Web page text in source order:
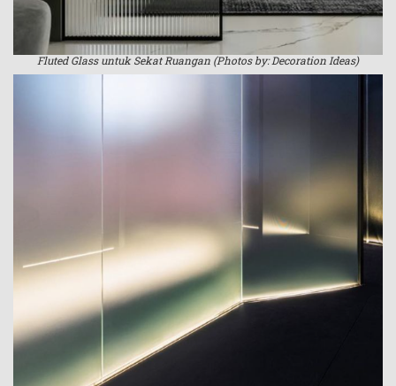
Fluted Glass untuk Sekat Ruangan (Photos by: Decoration Ideas)